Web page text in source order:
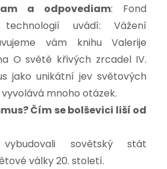
a odpovediam: Fond
technologií uvádí: Vážení
vám knihu Valerije
O světě křivých zrcadel IV.
jako unikátní jev světových
mnoho otázek.
Čím se bolševici liší od
sovětský stát
války 20. století.